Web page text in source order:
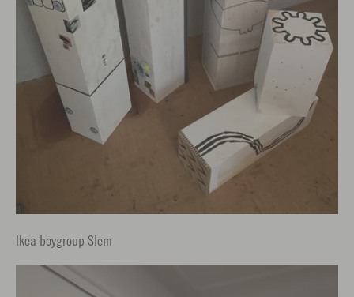
Ikea boygroup Slem